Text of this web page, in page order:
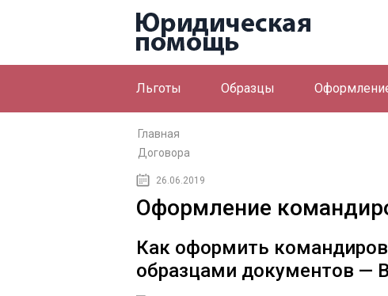
Льготы Образцы
Главная
Договора
26.06.2019
Оформление
Как оформить
образцами документов —